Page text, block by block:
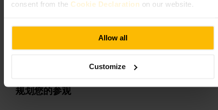
consent from the Cookie Declaration on our website.
Allow all
Customize
色彩浓烈且不断更新的墙面，风格从人物肖像到抽象图案都有。你
会看到艺术家现场作画，作品之间保留一定的尊重与秩序。环境开
规划您的参观